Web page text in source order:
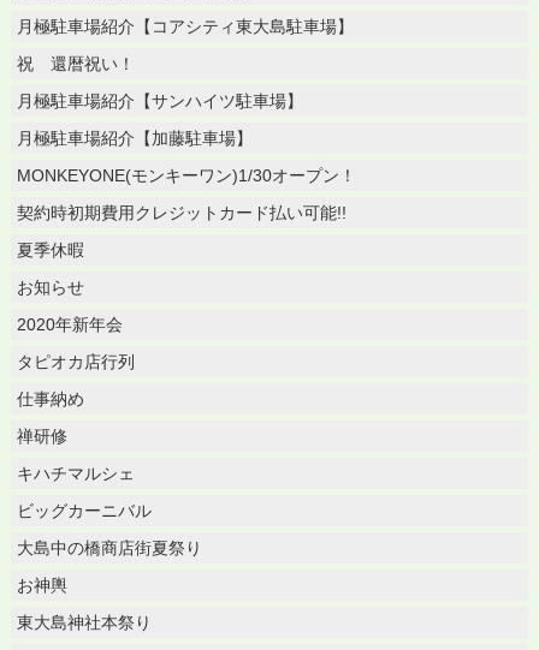
月極駐車場紹介【コアシティ東大島駐車場】
祝 還暦祝い！
月極駐車場紹介【サンハイツ駐車場】
月極駐車場紹介【加藤駐車場】
MONKEYONE(モンキーワン)1/30オープン！
契約時初期費用クレジットカード払い可能!!
夏季休暇
お知らせ
2020年新年会
タピオカ店行列
仕事納め
禅研修
キハチマルシェ
ビッグカーニバル
大島中の橋商店街夏祭り
お神輿
東大島神社本祭り